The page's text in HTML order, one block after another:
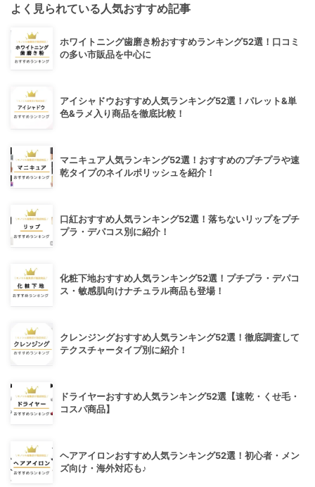
よく見られている人気おすすめ記事
ホワイトニング歯磨き粉おすすめランキング52選！口コミ
の多い市販品を中心に
アイシャドウおすすめ人気ランキング52選！パレット&単
色&ラメ入り商品を徹底比較！
マニキュア人気ランキング52選！おすすめのプチプラや速
乾タイプのネイルポリッシュを紹介！
口紅おすすめ人気ランキング52選！落ちないリップをプチ
プラ・デパコス別に紹介！
化粧下地おすすめ人気ランキング52選！プチプラ・デパコ
ス・敏感肌向けナチュラル商品も登場！
クレンジングおすすめ人気ランキング52選！徹底調査して
テクスチャータイプ別に紹介！
ドライヤーおすすめ人気ランキング52選【速乾・くせ毛・
コスパ商品】
ヘアアイロンおすすめ人気ランキング52選！初心者・メン
ズ向け・海外対応も♪